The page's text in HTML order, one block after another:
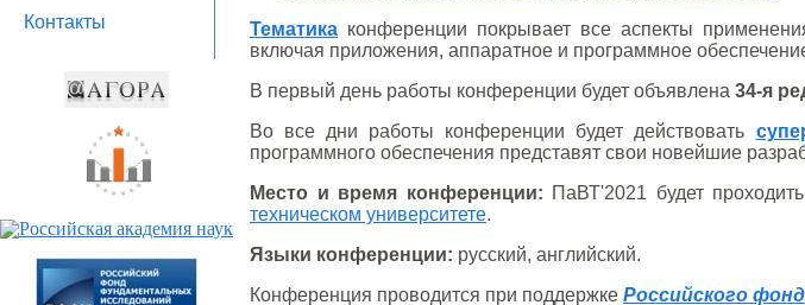
Контакты
Тематика конференции покрывает все аспекты
включая приложения, аппаратное и программное
В первый день работы конференции будет объявлена 34-я
Во все дни работы конференции будет действовать
программного обеспечения представят свои новейшие
Место и время конференции: ПаВТ'2021 будет
техническом университете.
Языки конференции: русский, английский.
Конференция проводится при поддержке Российского